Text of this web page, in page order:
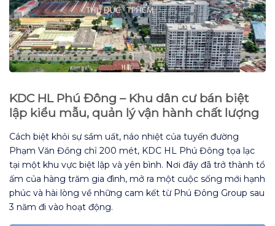
KDC HL Phú Đông – Khu dân cư bán biệt
lập kiểu mẫu, quản lý vận hành chất lượng
Cách biệt khỏi sự sầm uất, náo nhiệt của tuyến đường
Phạm Văn Đồng chỉ 200 mét, KDC HL Phú Đông tọa lạc
tại một khu vực biệt lập và yên bình. Nơi đây đã trở thành tổ
ấm của hàng trăm gia đình, mở ra một cuộc sống mới hạnh
phúc và hài lòng về những cam kết từ Phú Đông Group sau
3 năm đi vào hoạt động.